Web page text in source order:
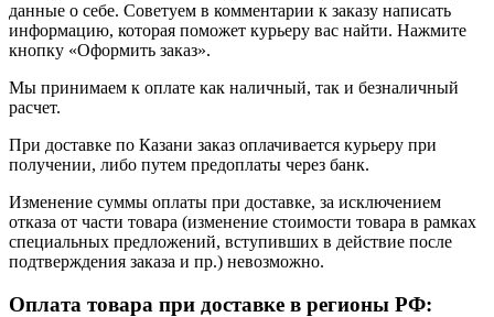
данные о себе. Советуем в комментарии к заказу написать
информацию, которая поможет курьеру вас найти. Нажмите
кнопку «Оформить заказ».
Мы принимаем к оплате как наличный, так и безналичный
расчет.
При доставке по Казани заказ оплачивается курьеру при
получении, либо путем предоплаты через банк.
Изменение суммы оплаты при доставке, за исключением
отказа от части товара (изменение стоимости товара в рамках
специальных предложений, вступивших в действие после
подтверждения заказа и пр.) невозможно.
Оплата товара при доставке в регионы РФ: